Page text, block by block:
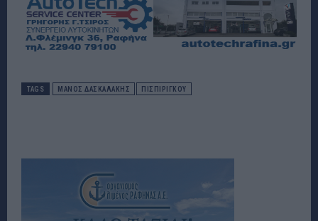
TAGS ΜΆΝΟΣ ΔΑΣΚΑΛΆΚΗΣ ΠΙΣΠΙΡΙΓΚΟΥ